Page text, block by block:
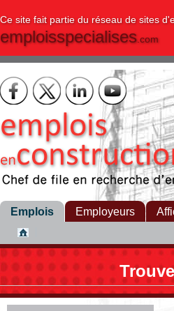
Ce site fait partie du réseau de sites
emploisspecialises.com
Emplois Employeurs